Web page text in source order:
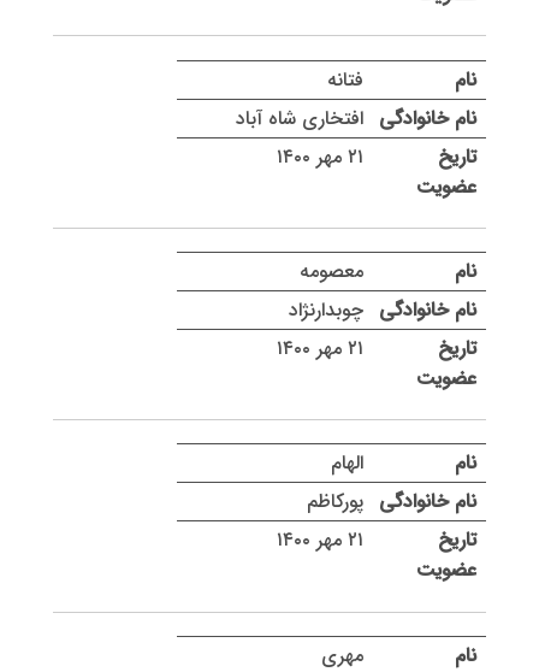
فتانه
افتخاری شاه آباد
۲۱ مهر ۱۴۰۰
معصومه
چوبدارنژاد
۲۱ مهر ۱۴۰۰
الهام
پورکاظم
۲۱ مهر ۱۴۰۰
مهری